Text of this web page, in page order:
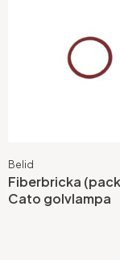
Belid
Fiberbricka
Cato golvlampa